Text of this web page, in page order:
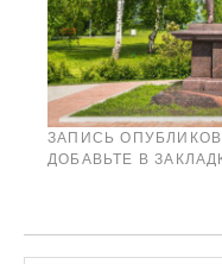
ЗАПИСЬ
ДОБАВЬТЕ В